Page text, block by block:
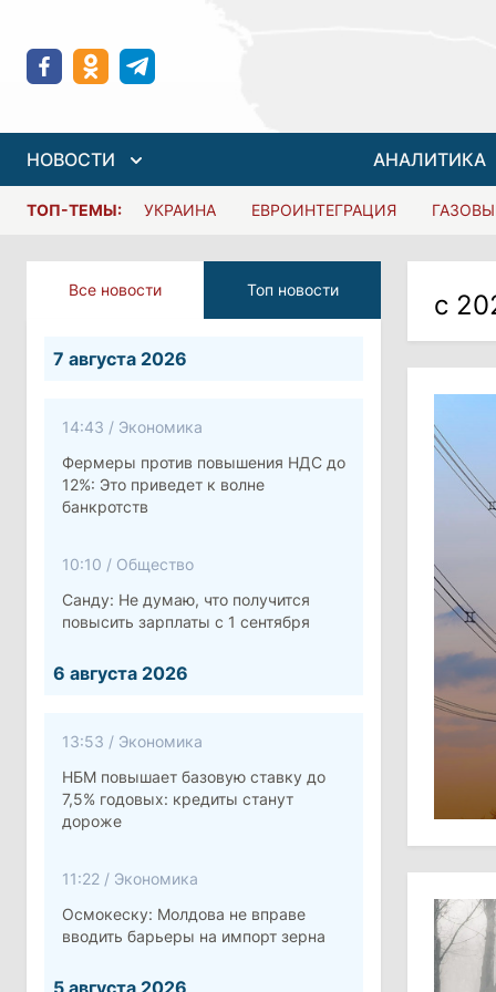
НОВОСТИ АНАЛИТИКА
ТОП-ТЕМЫ: УКРАИНА ЕВРОИНТЕГРАЦИЯ
Все новости Топ новости
7 августа 2026
14:43 / Экономика
Фермеры против повышения НДС до
12%: Это приведет к волне
банкротств
10:10 / Общество
Санду: Не думаю, что получится
повысить зарплаты с 1 сентября
6 августа 2026
13:53 / Экономика
НБМ повышает базовую ставку до
7,5% годовых: кредиты станут
дороже
11:22 / Экономика
Осмокеску: Молдова не вправе
вводить барьеры на импорт зерна
5 августа 2026
с